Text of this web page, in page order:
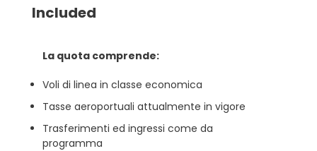
Included
La quota comprende:
Voli di linea in classe economica
Tasse aeroportuali attualmente in vigore
Trasferimenti ed ingressi come da
programma